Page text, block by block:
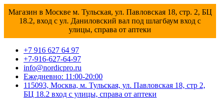
Магазин в Москве м. Тульская, ул. Павловская 18, стр. 2, БЦ
18.2, вход с ул. Даниловский вал под шлагбаум вход с
улицы, справа от аптеки
+7 916 627 64 97
+7-916-627-64-97
info@nordicpro.ru
Ежедневно: 11:00-20:00
115093, Москва, м. Тульская, ул. Павловская 18, стр 2,
БЦ 18.2 вход с улицы, справа от аптеки